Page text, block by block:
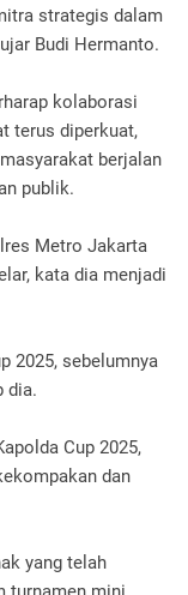
strategis dalam
Budi Hermanto.
kolaborasi
terus diperkuat,
berjalan
publik.
Metro Jakarta
kata dia menjadi
2025, sebelumnya
dia.
Cup 2025,
dan
yang telah